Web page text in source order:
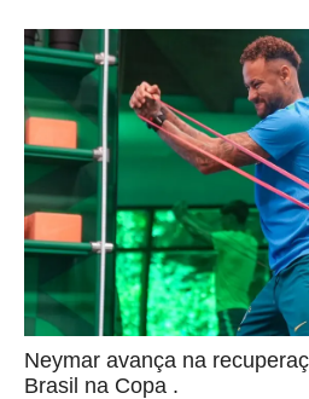
Neymar avança na
Brasil na Copa .